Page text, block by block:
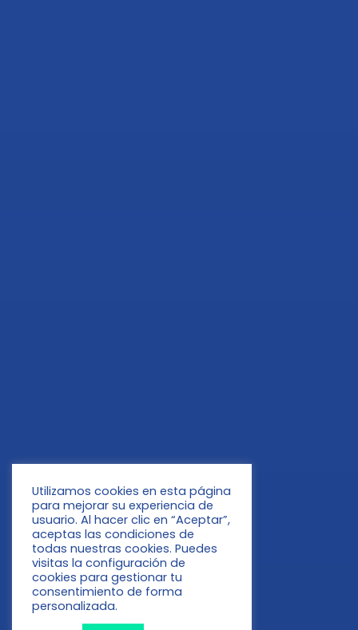
Utilizamos cookies en esta página
para mejorar su experiencia de
usuario. Al hacer clic en “Aceptar”,
aceptas las condiciones de
todas nuestras cookies. Puedes
visitas la configuración de
cookies para gestionar tu
consentimiento de forma
personalizada.